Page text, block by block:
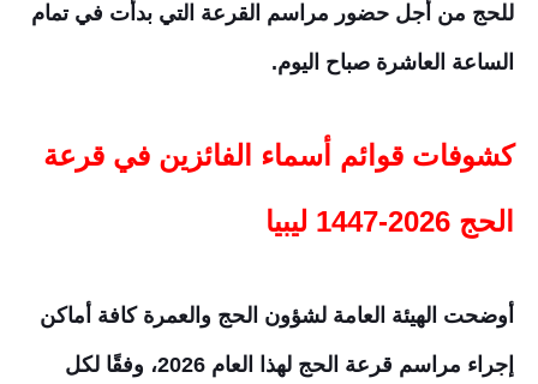
للحج من أجل حضور مراسم القرعة التي بدأت في تمام
الساعة العاشرة صباح اليوم.
كشوفات قوائم أسماء الفائزين في قرعة
الحج 2026-1447 ليبيا
أوضحت الهيئة العامة لشؤون الحج والعمرة كافة أماكن
إجراء مراسم قرعة الحج لهذا العام 2026، وفقًا لكل